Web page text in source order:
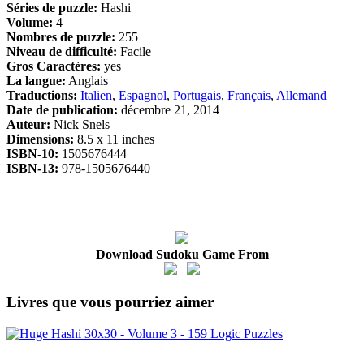
Séries de puzzle: Hashi
Volume: 4
Nombres de puzzle: 255
Niveau de difficulté: Facile
Gros Caractères: yes
La langue: Anglais
Traductions: Italien, Espagnol, Portugais, Français, Allemand
Date de publication: décembre 21, 2014
Auteur: Nick Snels
Dimensions: 8.5 x 11 inches
ISBN-10: 1505676444
ISBN-13: 978-1505676440
Download Sudoku Game From
Livres que vous pourriez aimer